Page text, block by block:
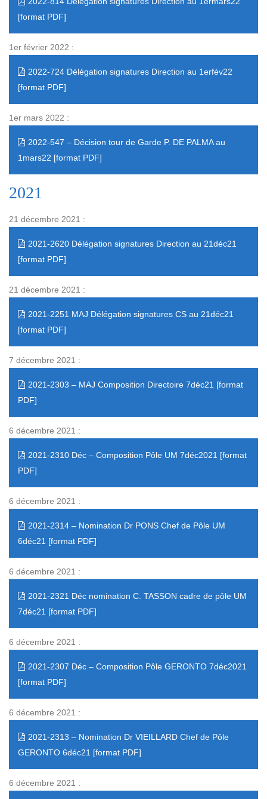
1er février 2022 :
2022-724 Délégation signatures Direction au 1erfév22
1er mars 2022 :
2022-547 – Décision tour de Garde P. DE PALMA au
1mars22
2021
21 décembre 2021 :
2021-2620 Délégation signatures Direction au 21déc21
21 décembre 2021 :
2021-2251 MAJ Délégation signatures CS au 21déc21
7 décembre 2021 :
2021-2303 – MAJ Composition Directoire 7déc21
6 décembre 2021 :
2021-2310 Déc – Composition Pôle UM 7déc2021
6 décembre 2021 :
2021-2314 – Nomination Dr PONS Chef de Pôle UM
6déc21
6 décembre 2021 :
2021-2321 Déc nomination C. TASSON cadre de pôle UM
7déc21
6 décembre 2021 :
2021-2307 Déc – Composition Pôle GERONTO 7déc2021
6 décembre 2021 :
2021-2313 – Nomination Dr VIEILLARD Chef de Pôle
GERONTO 6déc21
6 décembre 2021 :